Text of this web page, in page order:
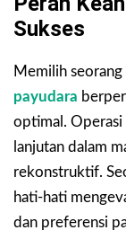
Sukses
Memilih
payudara
optimal.
lanjutan dalam
rekonstruktif.
hati-hati
dan preferensi